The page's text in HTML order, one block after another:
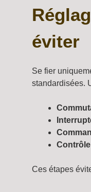
éviter
Se fier
standardisées.
Ces étapes